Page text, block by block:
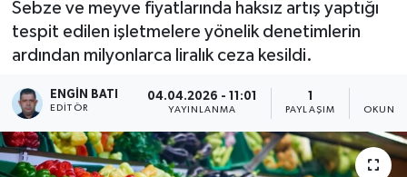
Sebze ve meyve fiyatlarında haksız artış yaptığı
tespit edilen işletmelere yönelik denetimlerin
ardından milyonlarca liralık ceza kesildi.
ENGIN BATI
EDITÖR
04.04.2026 - 11:01
YAYINLANMA PAYLAŞIM